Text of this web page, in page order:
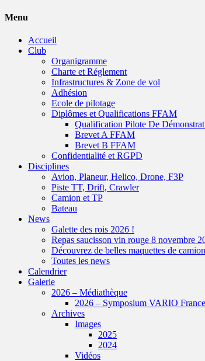
Menu
Accueil
Club
Organigramme
Charte et Réglement
Infrastructures & Zone de vol
Adhésion
Ecole de pilotage
Diplômes et Qualifications FFAM
Qualification Pilote De
Brevet A FFAM
Brevet B FFAM
Confidentialité et RGPD
Disciplines
Avion, Planeur, Helico, Drone, F3P
Piste TT, Drift, Crawler
Camion et TP
Bateau
News
Galette des rois 2026 !
Repas saucisson vin rouge 8 novembre
Découvrez de belles maquettes de
Toutes les news
Calendrier
Galerie
2026 – Médiathèque
2026 – Symposium VARIO France
Archives
Images
2025
2024
Vidéos